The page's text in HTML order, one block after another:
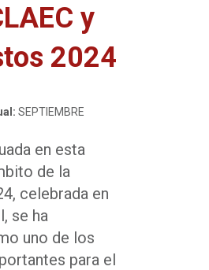
y
2024
SEPTIEMBRE
en esta
de la
celebrada en
se ha
uno de los
para el